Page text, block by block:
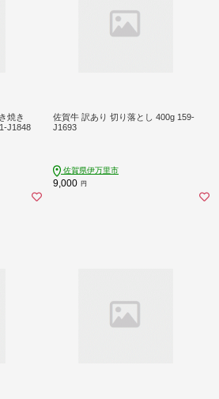
焼き
J1848
佐賀牛 訳あり 切り落とし 400g 159-
J1693
佐賀県伊万里市
9,000 円